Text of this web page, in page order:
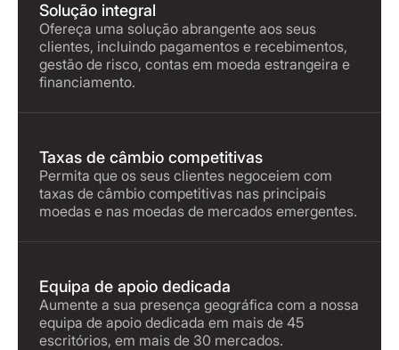
Solução integral
Ofereça uma solução abrangente aos seus
clientes, incluindo pagamentos e recebimentos,
gestão de risco, contas em moeda estrangeira e
financiamento.
Taxas de câmbio competitivas
Permita que os seus clientes negoceiem com
taxas de câmbio competitivas nas principais
moedas e nas moedas de mercados emergentes.
Equipa de apoio dedicada
Aumente a sua presença geográfica com a nossa
equipa de apoio dedicada em mais de 45
escritórios, em mais de 30 mercados.